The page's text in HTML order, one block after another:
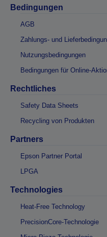
Bedingungen
AGB
Zahlungs- und
Nutzungsbedingungen
Bedingungen für Online-
Rechtliches
Safety Data Sheets
Recycling von Produkten
Partners
Epson Partner Portal
LPGA
Technologies
Heat-Free Technology
PrecisionCore-Technologie